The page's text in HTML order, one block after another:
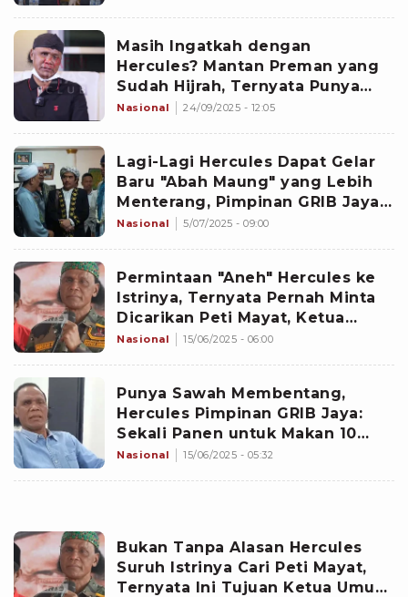
Masih Ingatkah dengan
Hercules? Mantan Preman yang
Sudah Hijrah, Ternyata Punya
Jabatan Mentereng
Nasional 24/09/2025 - 12:05
Lagi-Lagi Hercules Dapat Gelar
Baru "Abah Maung" yang Lebih
Menterang, Pimpinan GRIB Jaya
Itu Jadi Dewan Kehormatan...
Nasional 5/07/2025 - 09:00
Permintaan "Aneh" Hercules ke
Istrinya, Ternyata Pernah Minta
Dicarikan Peti Mayat, Ketua
Umum GRIB Jaya: Buat Dipasang
Nasional 15/06/2025 - 06:00
Punya Sawah Membentang,
Hercules Pimpinan GRIB Jaya:
Sekali Panen untuk Makan 10
Tahun Enggak Habis
Nasional 15/06/2025 - 05:32
Bukan Tanpa Alasan Hercules
Suruh Istrinya Cari Peti Mayat,
Ternyata Ini Tujuan Ketua Umum